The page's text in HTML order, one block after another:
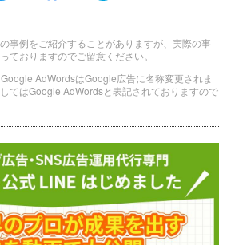
事例をご紹介することがありますが、実際の事
ておりますのでご留意ください。
AdWordsはGoogle広告に名称変更されま
てはGoogle AdWordsと表記されておりますので